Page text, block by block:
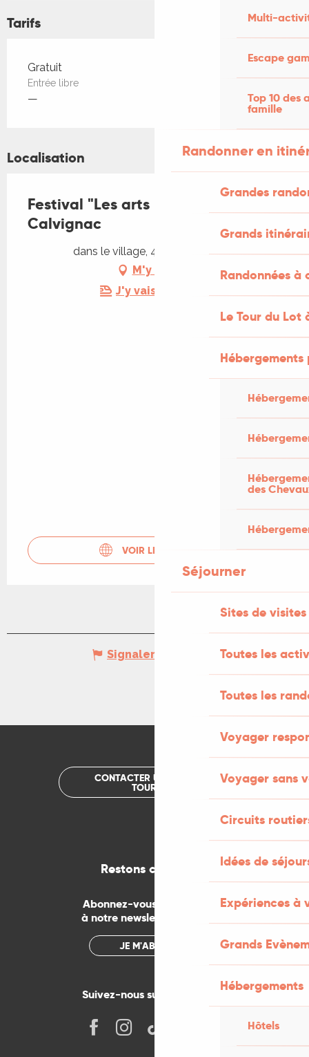
Multi-
Escape
Top 10 des
famille
Randonner en
Grandes
Grands
Randonnées
Le Tour du Lot
des
Séjourner
Sites de visites
Toutes les
Toutes les
Voyager
Voyager sans
Circuits
Idées de
Expériences à
Grands
Hébergements
Hôtels
Tarifs
Tarifs 2026
Gratuit
Entrée libre
—
Localisation
Festival "Les arts perchés" à
Calvignac
dans le village, 46160 Calvignac
M'y rendre
J'y vais en train !
VOIR LES SITES WEB
Signaler une erreur
CONTACTER UN OFFICE DE
TOURISME
Restons connectés
Abonnez-vous gratuitement
à notre newsletter mensuelle
JE M'ABONNE
Suivez-nous sur les réseaux !